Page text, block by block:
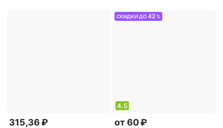
315,36 ₽
СКИДКИ ДО42 %
4.5
от 60 ₽